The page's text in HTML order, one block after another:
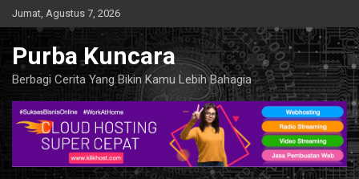
Skip
to
content
Jumat, Agustus 7, 2026
Purba Kuncara
Berbagi Cerita Yang Bikin Kamu Lebih Bahagia